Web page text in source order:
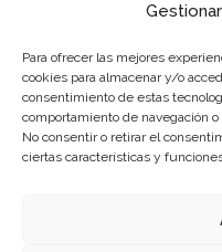
Para ofrecer las mejores
cookies para almacenar y/o
consentimiento de estas
comportamiento de navegación
No consentir o retirar el
ciertas características y
La gestión de la DOP Lanzarote
con fondos provenientes del